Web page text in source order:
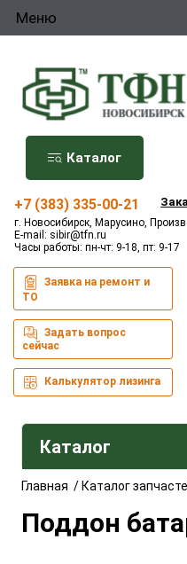
Меню
Каталог
+7 (383) 335-00-21
г. Новосибирск, Марусино,
E-mail: sibir@tfn.ru
Часы работы: пн-чт: 9-18, пт: 9-17
Заявка на ремонт и
ТО
Задать вопрос
сейчас
Калькулятор лизинга
Каталог
Главная /Каталог
Поддон